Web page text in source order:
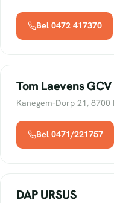
Bel 0472 417370
Tom Laevens GCV
Kanegem-Dorp 21, 8700
Bel 0471/221757
DAP URSUS